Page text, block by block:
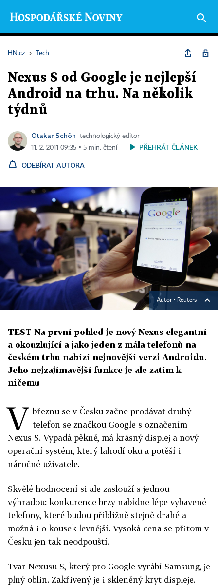
HN.cz › Tech
Nexus S od Google je nejlepší
Android na trhu. Na několik
týdnů
Otakar Schön
technologický editor
11. 2. 2011 09:35 ▪ 5 min. čtení
PŘEHRÁT ČLÁNEK
ODEBÍRAT AUTORA
Autor ▪ Reuters
TEST Na první pohled je nový Nexus elegantní
a okouzlující a jako jeden z mála telefonů na
českém trhu nabízí nejnovější verzi Androidu.
Jeho nejzajímavější funkce je ale zatím k
ničemu
V březnu se v Česku začne prodávat druhý
telefon se značkou Google s označením
Nexus S. Vypadá pěkně, má krásný displej a nový
operační systém, který lahodí oku a potěší i
náročné uživatele.
Skvělé hodnocení si ale zaslouží s jednou
výhradou: konkurence brzy nabídne lépe vybavené
telefony, které budou přibližně stejně drahé a
možná i o kousek levnější. Vysoká cena se přitom v
Česku jen tak neodpouští.
Tvar Nexusu S, který pro Google vyrábí Samsung, je
plný oblin. Zakřivený je i skleněný kryt displeje.